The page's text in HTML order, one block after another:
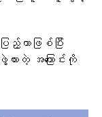
ာဖြစ်ပြီး
ထားတဲ့ အကြောင်းကို